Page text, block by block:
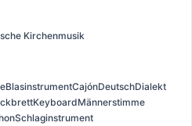
Kirchenmusik
BlasinstrumentCajónDeutschDialekt
KeyboardMännerstimme
Schlaginstrument